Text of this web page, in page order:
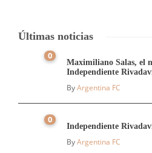
Últimas noticias
0
Maximiliano Salas, el
Independiente
ByArgentina FC
0
Independiente
ByArgentina FC